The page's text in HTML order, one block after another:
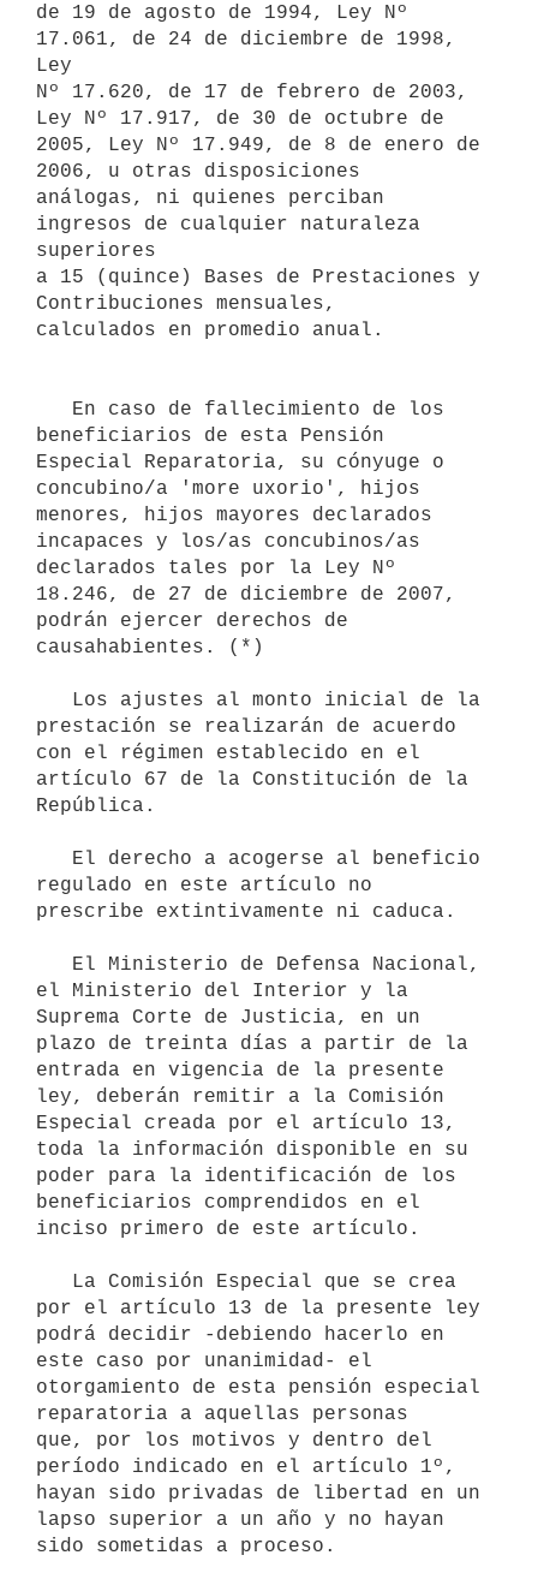
de 19 de agosto de 1994, Ley Nº
17.061, de 24 de diciembre de 1998,
Ley
Nº 17.620, de 17 de febrero de 2003,
Ley Nº 17.917, de 30 de octubre de
2005, Ley Nº 17.949, de 8 de enero de
2006, u otras disposiciones
análogas, ni quienes perciban
ingresos de cualquier naturaleza
superiores
a 15 (quince) Bases de Prestaciones y
Contribuciones mensuales,
calculados en promedio anual.
beneficiarios de esta Pensión
Especial Reparatoria, su cónyuge o
concubino/a 'more uxorio', hijos
menores, hijos mayores declarados
incapaces y los/as concubinos/as
declarados tales por la Ley Nº
18.246, de 27 de diciembre de 2007,
podrán ejercer derechos de
causahabientes. (*)
prestación se realizarán de acuerdo
con el régimen establecido en el
artículo 67 de la Constitución de la
República.
regulado en este artículo no
prescribe extintivamente ni caduca.
el Ministerio del Interior y la
Suprema Corte de Justicia, en un
plazo de treinta días a partir de la
entrada en vigencia de la presente
ley, deberán remitir a la Comisión
Especial creada por el artículo 13,
toda la información disponible en su
poder para la identificación de los
beneficiarios comprendidos en el
inciso primero de este artículo.
por el artículo 13 de la presente ley
podrá decidir -debiendo hacerlo en
este caso por unanimidad- el
otorgamiento de esta pensión especial
reparatoria a aquellas personas
que, por los motivos y dentro del
período indicado en el artículo 1º,
hayan sido privadas de libertad en un
lapso superior a un año y no hayan
sido sometidas a proceso.